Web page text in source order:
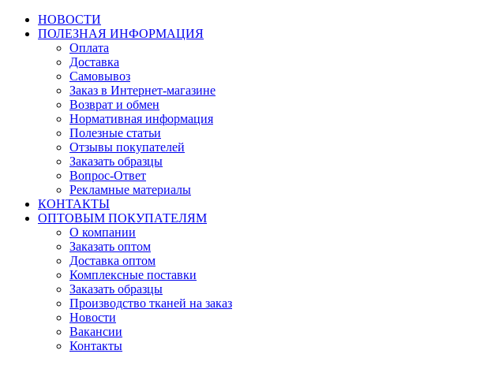
НОВОСТИ
ПОЛЕЗНАЯ ИНФОРМАЦИЯ
Оплата
Доставка
Самовывоз
Заказ в Интернет-магазине
Возврат и обмен
Нормативная информация
Полезные статьи
Отзывы покупателей
Заказать образцы
Вопрос-Ответ
Рекламные материалы
КОНТАКТЫ
ОПТОВЫМ ПОКУПАТЕЛЯМ
О компании
Заказать оптом
Доставка оптом
Комплексные поставки
Заказать образцы
Производство тканей на заказ
Новости
Вакансии
Контакты